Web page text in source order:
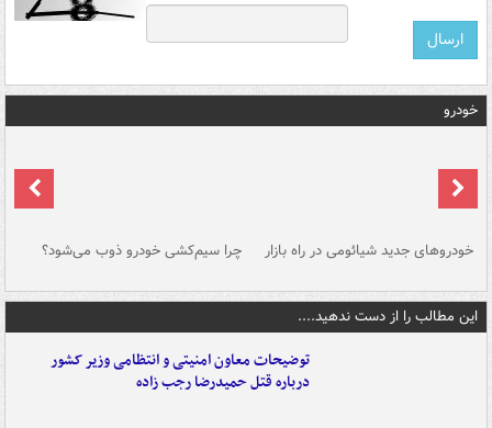
خودرو
خودروهای جدید شیائومی در راه بازار چرا سیم‌کشی خودرو ذوب می‌شود؟
این مطالب را از دست ندهید....
توضیحات معاون امنیتی و انتظامی وزیر کشور
درباره قتل حمیدرضا رجب زاده